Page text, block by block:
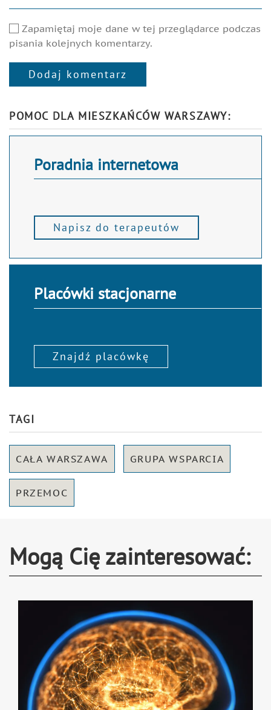
Zapamiętaj moje dane w tej przeglądarce podczas
pisania kolejnych komentarzy.
Dodaj komentarz
POMOC DLA MIESZKAŃCÓW WARSZAWY:
Poradnia internetowa
Napisz do terapeutów
Placówki stacjonarne
Znajdź placówkę
TAGI
CAŁA WARSZAWA GRUPA WSPARCIA
PRZEMOC
Mogą Cię zainteresować: